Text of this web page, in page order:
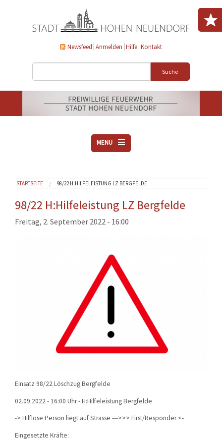
Newsfeed Anmelden Hilfe Kontakt
Suche
MENU
VEREINE
AKTUELLES
DOWNLOADS
EINSÄTZE
Sie sind hier
STARTSEITE 98/22 H:HILFELEISTUNG LZ BERGFELDE
98/22 H:Hilfeleistung LZ Bergfelde
Freitag, 2. September 2022 - 16:00
Einsatz 98/22 Löschzug Bergfelde
02.09.2022 - 16:00 Uhr - H:Hilfeleistung Bergfelde
-> Hilflose Person liegt auf Strasse --->>> First/Responder <-
Eingesetzte Kräfte: